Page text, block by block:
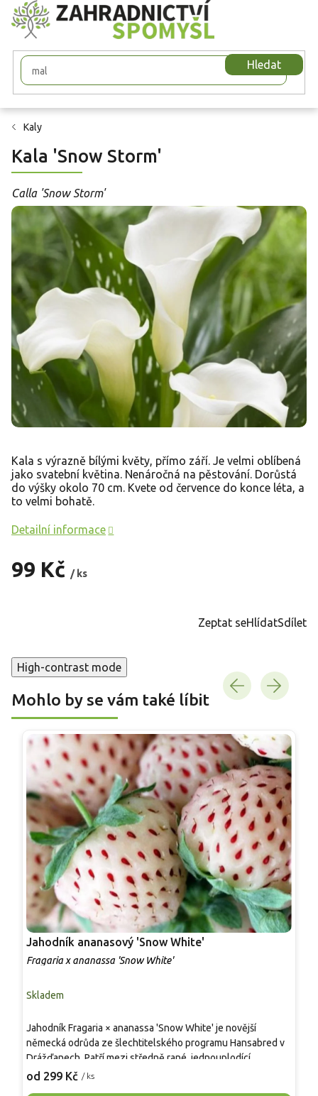
Přejít
na
obsah
Hledat
Kaly
Kala 'Snow Storm'
Calla 'Snow Storm'
99 Kč / ks
Kala s výrazně bílými květy, přímo září. Je velmi oblíbená
jako svatební květina. Nenáročná na pěstování. Dorůstá
do výšky okolo 70 cm. Kvete od července do konce léta, a
to velmi bohatě.
Detailní informace
Zeptat seHlídatSdílet
High-contrast mode
Mohlo by se vám také líbit
Jahodník ananasový 'Snow White'
Fragaria x ananassa 'Snow White'
Skladem
od 299 Kč / ks
Jahodník Fragaria × ananassa 'Snow White' je novější
německá odrůda ze šlechtitelského programu Hansabred v
Drážďanech. Patří mezi středně rané, jednouplodící
pineberry s bílými plody. Rostliny tvoří kompaktní trsy